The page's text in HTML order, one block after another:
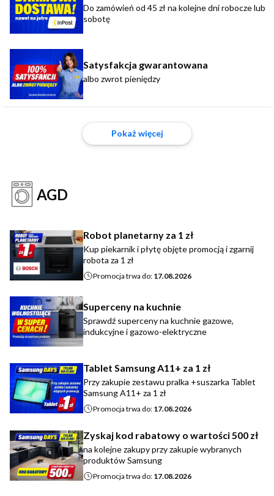
Do zamówień od 45 zł na kolejne dni robocze lub
sobotę
Satysfakcja gwarantowana
albo zwrot pieniędzy
Pokaż więcej
AGD
Robot planetarny za 1 zł
Kup piekarnik i płytę objęte promocją i zgarnij
robota za 1 zł
Promocja trwa do: 17.08.2026
Superceny na kuchnie
Sprawdź superceny na kuchnie gazowe,
indukcyjne i gazowo-elektryczne
Tablet Samsung A11+ za 1 zł
Przy zakupie zestawu pralka +suszarka Tablet
Samsung A11+ za 1 zł
Promocja trwa do: 17.08.2026
Zyskaj kod rabatowy o wartości 500 zł
na kolejne zakupy przy zakupie wybranych
produktów Samsung
Promocja trwa do: 17.08.2026